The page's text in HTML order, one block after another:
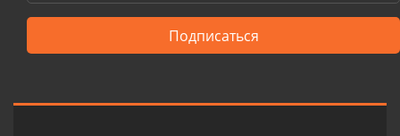
Подписаться